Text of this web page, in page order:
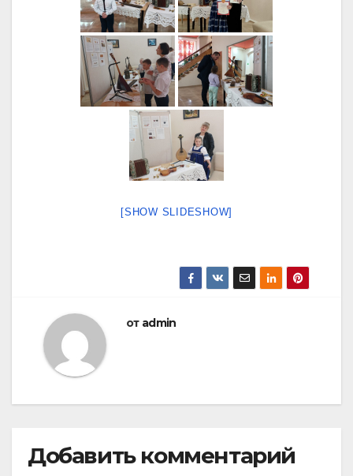
[SHOW SLIDESHOW]
от admin
Добавить комментарий